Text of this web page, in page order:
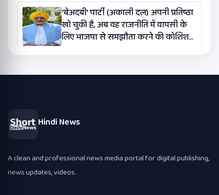
‘बेअदबी’ पार्टी (अकाली दल) अपनी प्रतिष्ठा
खो चुकी है, अब वह राजनीति में वापसी के
लिए भाजपा से समझौता करने की कोशिश
Hindi News
A clean and professional news media portal for digital publishing,
news updates, videos.